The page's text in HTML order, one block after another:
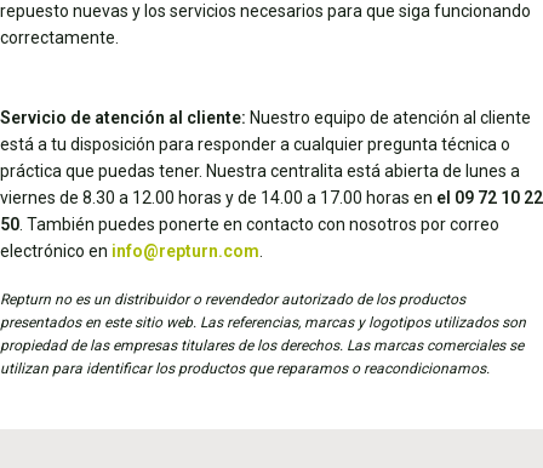
repuesto nuevas y los servicios necesarios para que siga funcionando
correctamente.
Servicio de atención al cliente: Nuestro equipo de atención al cliente
está a tu disposición para responder a cualquier pregunta técnica o
práctica que puedas tener. Nuestra centralita está abierta de lunes a
viernes de 8.30 a 12.00 horas y de 14.00 a 17.00 horas en el 09 72 10 22
50 . También puedes ponerte en contacto con nosotros por correo
electrónico en info@repturn.com
Repturn no es un distribuidor o revendedor autorizado de los productos
presentados en este sitio web. Las referencias, marcas y logotipos utilizados son
propiedad de las empresas titulares de los derechos. Las marcas comerciales se
utilizan para identificar los productos que reparamos o reacondicionamos.